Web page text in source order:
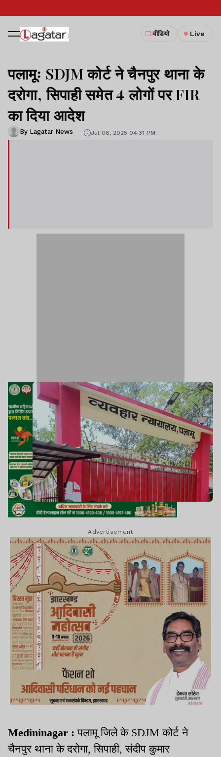
वीडियो Live
पलामूः SDJM कोर्ट ने चैनपुर थाना के
दरोगा, सिपाही समेत 4 लोगों पर FIR
का दिया आदेश
By Lagatar News Jul 08, 2025 04:31 PM
Advertisement
Medininagar : पलामू जिले के SDJM कोर्ट ने
चैनपुर थाना के दरोगा, सिपाही, संदीप कुमार